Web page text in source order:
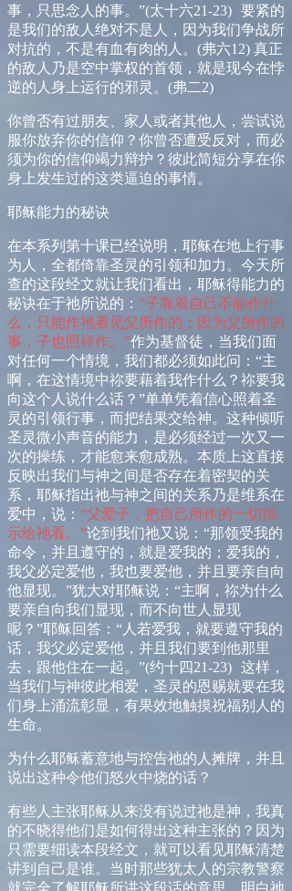
事，只思念人的事。 ”(太十六21-23) 要紧的
是我们的敌人绝对不是人，因为我们争战所
对抗的，不是有血有肉的人。 (弗六12) 真正
的敌人乃是空中掌权的首领，就是现今在悖
逆的人身上运行的邪灵。 (弗二2)
你曾否有过朋友、家人或者其他人，尝试说
服你放弃你的信仰？你曾否遭受反对，而必
须为你的信仰竭力辩护？彼此简短分享在你
身上发生过的这类逼迫的事情。
耶稣能力的秘诀
在本系列第十课已经说明，耶稣在地上行事
为人，全都倚靠圣灵的引领和加力。今天所
查的这段经文就让我们看出，耶稣得能力的
秘诀在于祂所说的： “子靠着自己不能作什
么，只能作祂看见父所作的；因为父所作的
事，子也照样作。”作为基督徒，当我们面
对任何一个情境，我们都必须如此问： “主
啊，在这情境中祢要藉着我作什么？祢要我
向这个人说什么话？ ”单单凭着信心照着圣
灵的引领行事，而把结果交给神。这种倾听
圣灵微小声音的能力，是必须经过一次又一
次的操练，才能愈来愈成熟。本质上这直接
反映出我们与神之间是否存在着密契的关
系，耶稣指出祂与神之间的关系乃是维系在
爱中，说： “父爱子，把自己所作的一切指
示给祂看。”论到 我们祂又说： “那领受我的
命令，并且遵守的，就是爱我的；爱我的，
我父必定爱他，我也要爱他，并且要亲自向
他显现。 ”犹大对耶稣说： “主啊，祢为什么
要亲自向我们显现，而不向世人显现
呢？ ”耶稣回答： “ 人若爱我，就要遵守我的
话，我父必定爱他，并且我们要到他那里
去，跟他住在一起。 ”(约十四21-23) 这样，
当我们与神彼此相爱，圣灵的恩赐就要在我
们身上涌流彰显，有果效地触摸祝福别人的
生命。
为什么耶稣蓄意地与控告祂的人摊牌，并且
说出这种令他们怒火中烧的话？
有些人主张耶稣从来没有说过祂是神，我真
的不晓得他们是如何得出这种主张的？因为
只需要细读本段经文，就可以看见耶稣清楚
讲到自己是谁。当时那些犹太人的宗教警察
就完全了解耶稣所讲这段话的意思，明白祂